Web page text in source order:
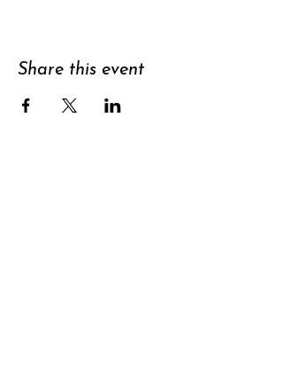
Share this event